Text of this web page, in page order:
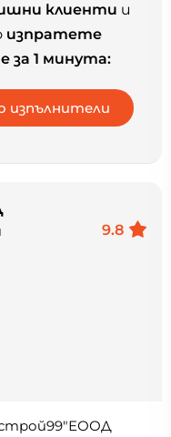
клиенти и
изпратете
за 1 минута:
9.8